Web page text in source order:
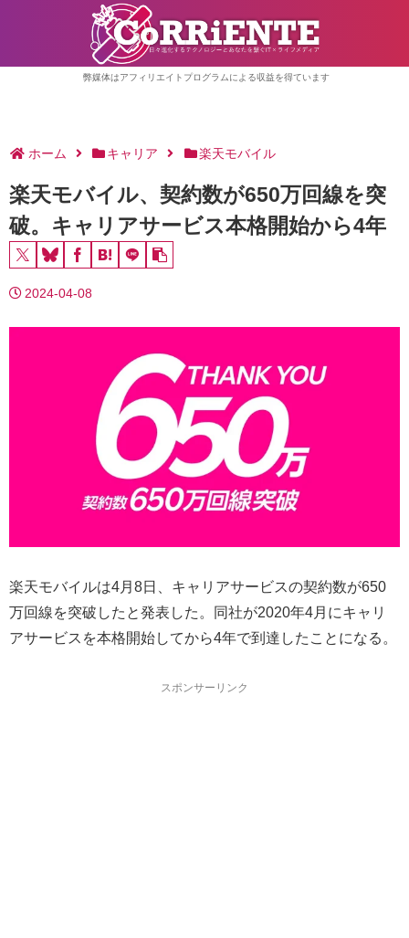
弊媒体はアフィリエイトプログラムによる収益を得ています
ホーム キャリア 楽天モバイル
楽天モバイル、契約数が650万回線を突
破。キャリアサービス本格開始から4年
2024-04-08
楽天モバイルは4月8日、キャリアサービスの契約数が650
万回線を突破したと発表した。同社が2020年4月にキャリ
アサービスを本格開始してから4年で到達したことになる。
スポンサーリンク